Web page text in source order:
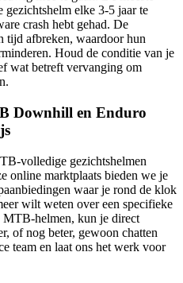
gezichtshelm elke 3-5 jaar te
crash hebt gehad. De
tijd afbreken, waardoor hun
Houd de conditie van je
wat betreft vervanging om
Downhill en Enduro
volledige gezichtshelmen
online marktplaats bieden we je
waar je rond de klok
wilt weten over een specifieke
MTB-helmen, kun je direct
of nog beter, gewoon chatten
team en laat ons het werk voor